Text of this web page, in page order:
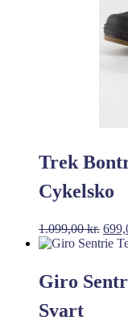
Trek
Cykelsko
1.099,00kr. Den
Giro
Svart